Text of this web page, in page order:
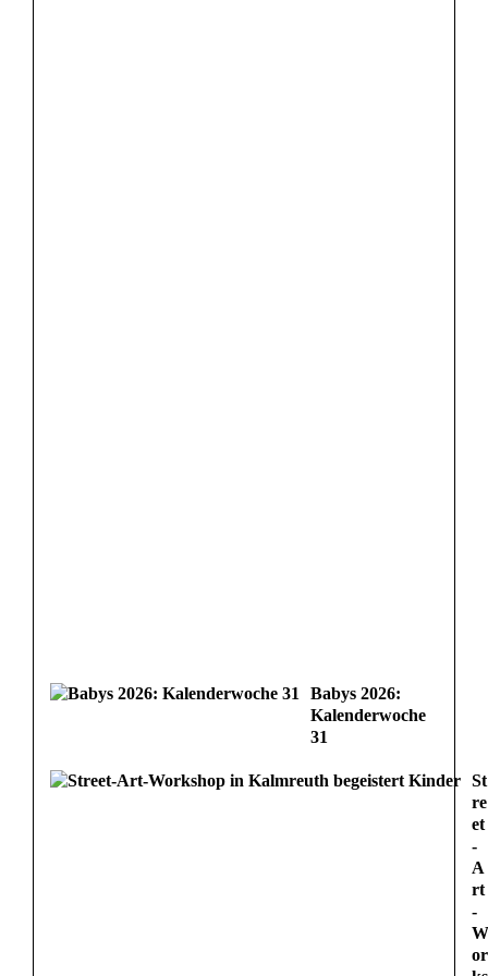
Babys 2026:
Kalenderwoche
31
St
re
et
-
A
rt
-
W
or